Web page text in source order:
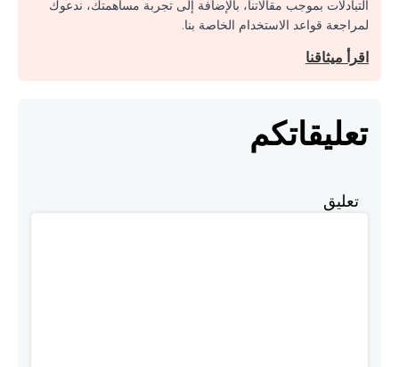
التبادلات بموجب مقالاتنا، بالإضافة إلى تجربة مساهمتك، ندعوك
لمراجعة قواعد الاستخدام الخاصة بنا.
اقرأ ميثاقنا
تعليقاتكم
تعليق